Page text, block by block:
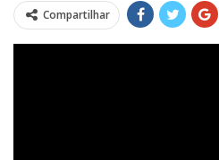
Compartilhar